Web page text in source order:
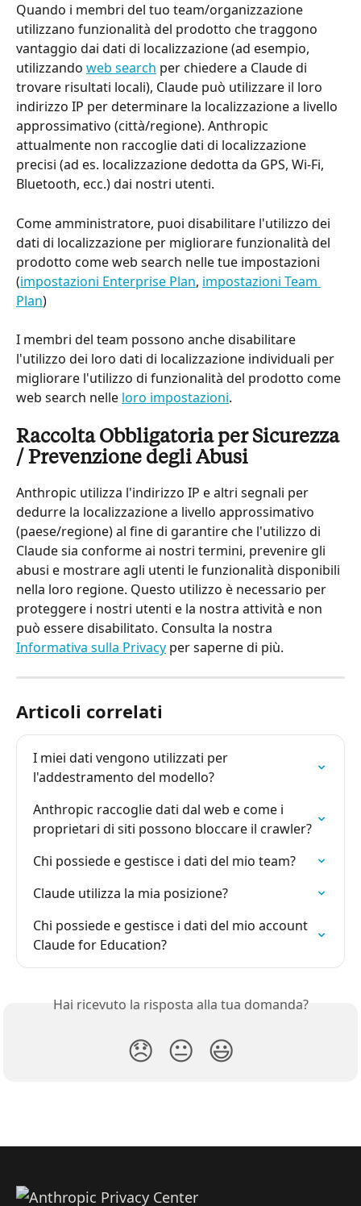
Quando i membri del tuo team/organizzazione
utilizzano funzionalità del prodotto che traggono
vantaggio dai dati di localizzazione (ad esempio,
utilizzando web search per chiedere a Claude di
trovare risultati locali), Claude può utilizzare il loro
indirizzo IP per determinare la localizzazione a livello
approssimativo (città/regione). Anthropic
attualmente non raccoglie dati di localizzazione
precisi (ad es. localizzazione dedotta da GPS, Wi-Fi,
Bluetooth, ecc.) dai nostri utenti.
Come amministratore, puoi disabilitare l'utilizzo dei
dati di localizzazione per migliorare funzionalità del
prodotto come web search nelle tue impostazioni
(impostazioni Enterprise Plan, impostazioni Team
Plan)
I membri del team possono anche disabilitare
l'utilizzo dei loro dati di localizzazione individuali per
migliorare l'utilizzo di funzionalità del prodotto come
web search nelle loro impostazioni.
Raccolta Obbligatoria per Sicurezza
/ Prevenzione degli Abusi
Anthropic utilizza l'indirizzo IP e altri segnali per
dedurre la localizzazione a livello approssimativo
(paese/regione) al fine di garantire che l'utilizzo di
Claude sia conforme ai nostri termini, prevenire gli
abusi e mostrare agli utenti le funzionalità disponibili
nella loro regione. Questo utilizzo è necessario per
proteggere i nostri utenti e la nostra attività e non
può essere disabilitato. Consulta la nostra
Informativa sulla Privacy per saperne di più.
Articoli correlati
I miei dati vengono utilizzati per
l'addestramento del modello?
Anthropic raccoglie dati dal web e come i
proprietari di siti possono bloccare il crawler?
Chi possiede e gestisce i dati del mio team?
Claude utilizza la mia posizione?
Chi possiede e gestisce i dati del mio account
Claude for Education?
Hai ricevuto la risposta alla tua domanda?
😞 😐 😃